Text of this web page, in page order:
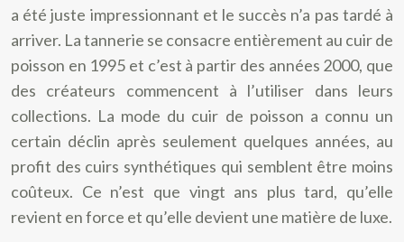
a été juste impressionnant et le succès n’a pas tardé à
arriver. La tannerie se consacre entièrement au cuir de
poisson en 1995 et c’est à partir des années 2000, que
des créateurs commencent à l’utiliser dans leurs
collections. La mode du cuir de poisson a connu un
certain déclin après seulement quelques années, au
profit des cuirs synthétiques qui semblent être moins
coûteux. Ce n’est que vingt ans plus tard, qu’elle
revient en force et qu’elle devient une matière de luxe.